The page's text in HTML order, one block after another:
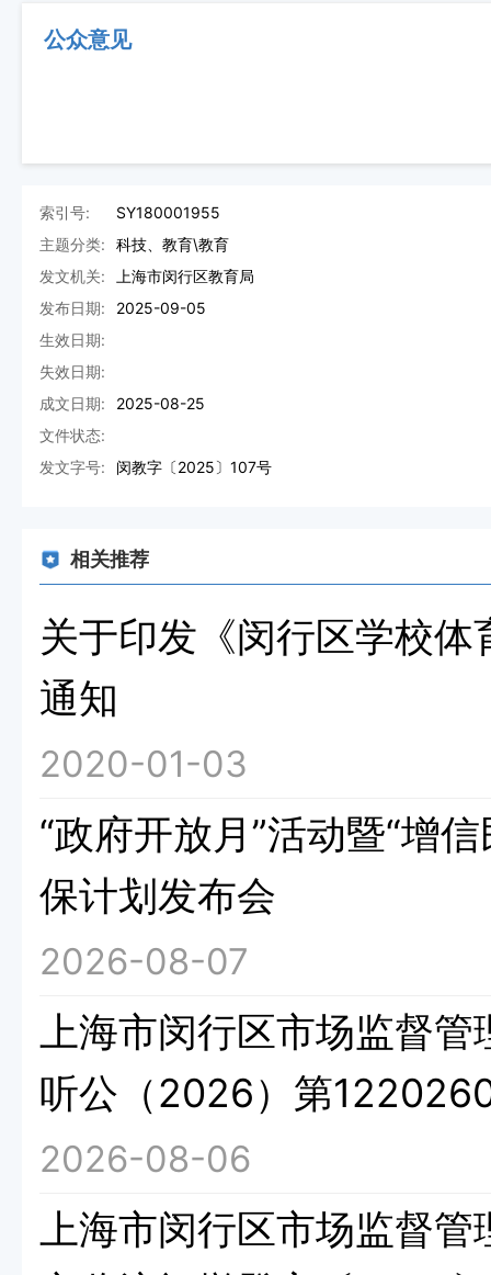
公众意见
索引号:
SY180001955
主题分类:
科技、教育\教育
发文机关:
上海市闵行区教育局
发布日期:
2025-09-05
生效日期:
失效日期:
成文日期:
2025-08-25
文件状态:
发文字号:
闵教字〔2025〕107号
相关推荐
关于印发《闵行区学校
通知
2020-01-03
“政府开放月”活动暨“增
保计划发布会
2026-08-07
上海市闵行区市场监督
听公（2026）第
2026-08-06
上海市闵行区市场监督